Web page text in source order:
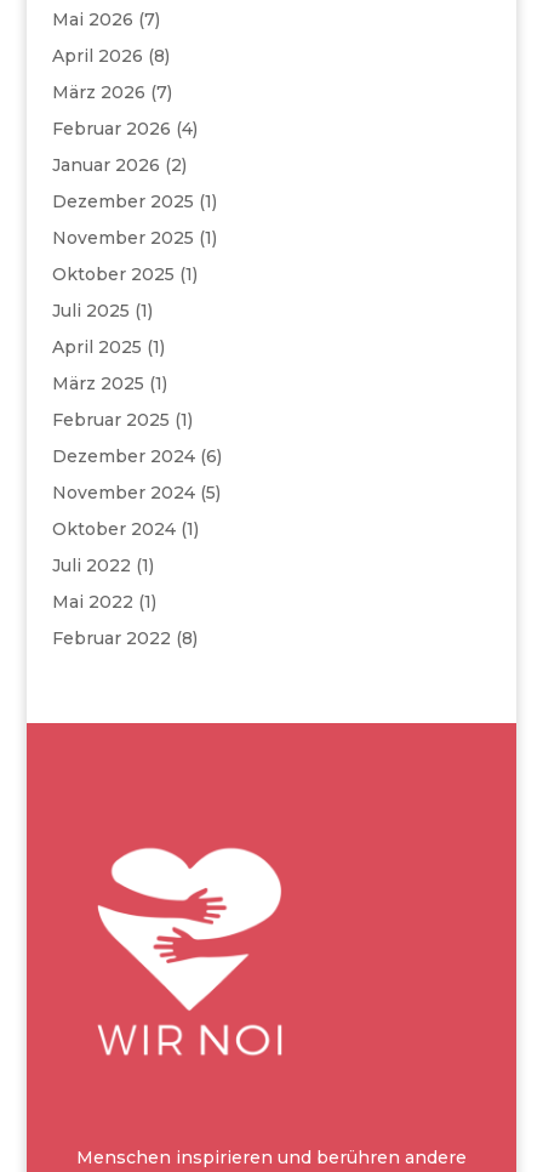
Mai 2026 (7)
April 2026 (8)
März 2026 (7)
Februar 2026 (4)
Januar 2026 (2)
Dezember 2025 (1)
November 2025 (1)
Oktober 2025 (1)
Juli 2025 (1)
April 2025 (1)
März 2025 (1)
Februar 2025 (1)
Dezember 2024(6)
November 2024(5)
Oktober 2024(1)
Juli 2022 (1)
Mai 2022 (1)
Februar 2022 (8)
Menschen inspirieren und berühren andere